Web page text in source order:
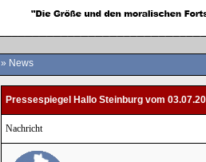
» News
Pressespiegel Hallo Steinburg vom
Nachricht